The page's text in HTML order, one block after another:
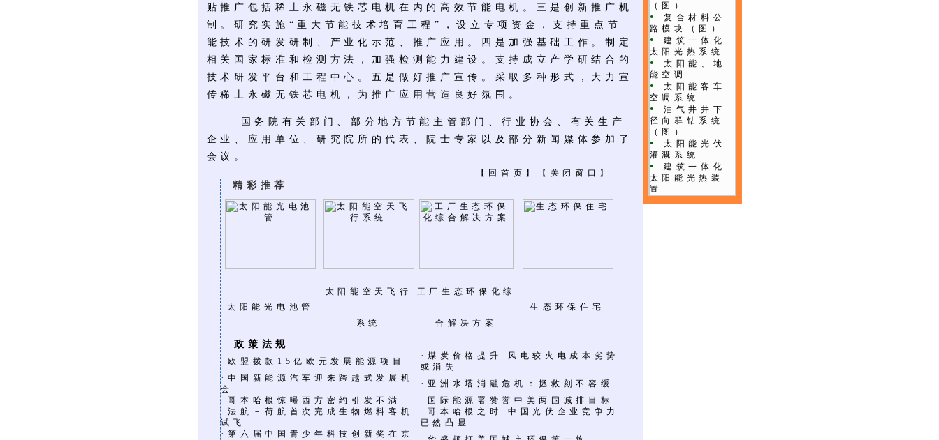
贴推广包括稀土永磁无铁芯电机在内的高效节能电机。三是创新推广机
制。研究实施“重大节能技术培育工程”，设立专项资金，支持重点节
能技术的研发研制、产业化示范、推广应用。四是加强基础工作。制定
相关国家标准和检测方法，加强检测能力建设。支持成立产学研结合的
技术研发平台和工程中心。五是做好推广宣传。采取多种形式，大力宣
传稀土永磁无铁芯电机，为推广应用营造良好氛围。
国务院有关部门、部分地方节能主管部门、行业协会、有关生产
企业、应用单位、研究院所的代表、院士专家以及部分新闻媒体参加了
会议。
【 回首页 】【 关闭窗口 】
精彩推荐
太阳能光电池管
太阳能空天飞行
系统
工厂生态环保化综
合解决方案
生态环保住宅
政策法规
·欧盟拨款15亿欧元发展能源项目
·煤炭价格提升 风电较火电成本劣势
或消失
·中国新能源汽车迎来跨越式发展机
会
· 亚洲水塔消融危机：拯救刻不容缓
·哥本哈根惊曝西方密约引发不满 · 国际能源署赞誉中美两国减排目标
·法航－荷航首次完成生物燃料客机
试飞
·哥本哈根之时 中国光伏企业竞争力
已然凸显
·第六届中国青少年科技创新奖在京
（图）
•
复合材料公
路模块
（图）
•
建筑一体化
太阳光热系统
•
太阳能、地
能空调
•
太阳能客车
空调系统
•
油气井井下
径向群钻系统
（图）
•
太阳能光伏
灌溉系统
•
建筑一体化
太阳能光热装
置